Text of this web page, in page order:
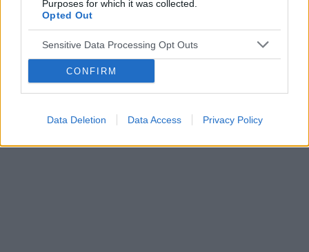
Purposes for which it was collected.
Opted Out
Sensitive Data Processing Opt Outs
CONFIRM
Data Deletion Data Access Privacy Policy